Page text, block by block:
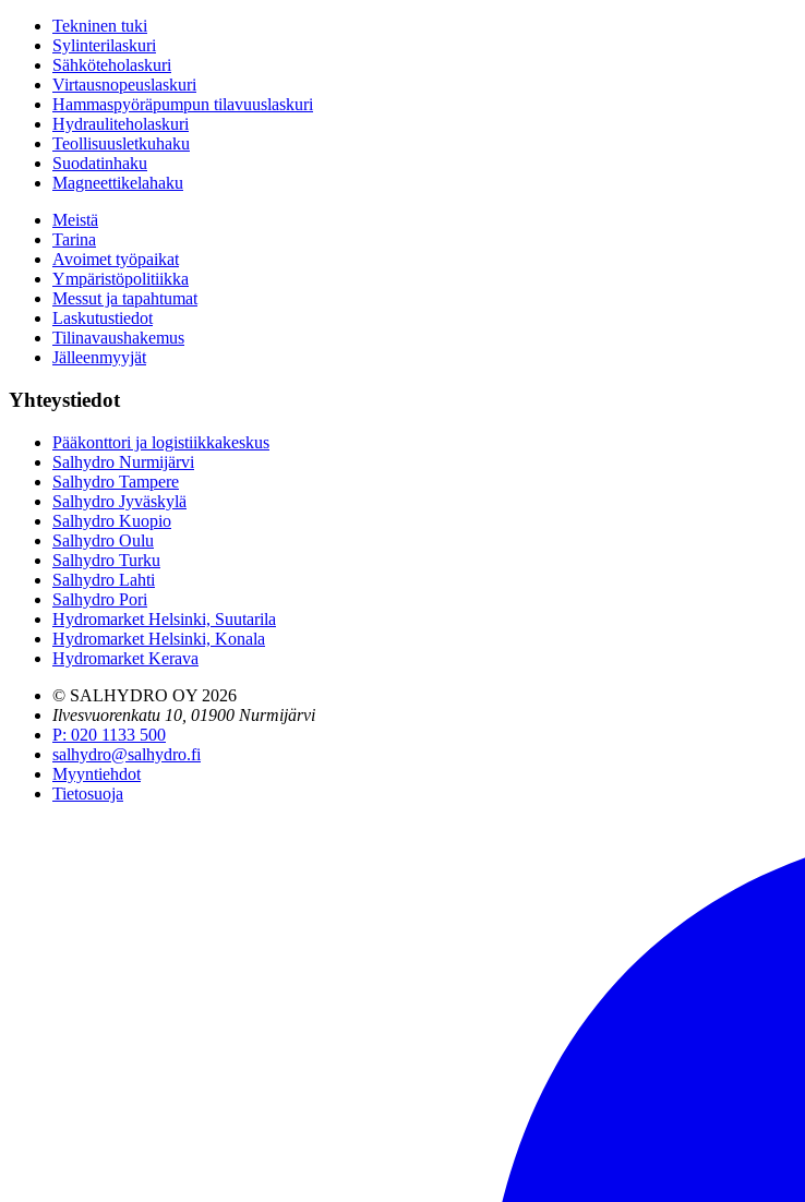
Tekninen tuki
Sylinterilaskuri
Sähköteholaskuri
Virtausnopeuslaskuri
Hammaspyöräpumpun tilavuuslaskuri
Hydrauliteholaskuri
Teollisuusletkuhaku
Suodatinhaku
Magneettikelahaku
Meistä
Tarina
Avoimet työpaikat
Ympäristöpolitiikka
Messut ja tapahtumat
Laskutustiedot
Tilinavaushakemus
Jälleenmyyjät
Yhteystiedot
Pääkonttori ja logistiikkakeskus
Salhydro Nurmijärvi
Salhydro Tampere
Salhydro Jyväskylä
Salhydro Kuopio
Salhydro Oulu
Salhydro Turku
Salhydro Lahti
Salhydro Pori
Hydromarket Helsinki, Suutarila
Hydromarket Helsinki, Konala
Hydromarket Kerava
© SALHYDRO OY 2026
Ilvesvuorenkatu 10, 01900 Nurmijärvi
P: 020 1133 500
salhydro@salhydro.fi
Myyntiehdot
Tietosuoja